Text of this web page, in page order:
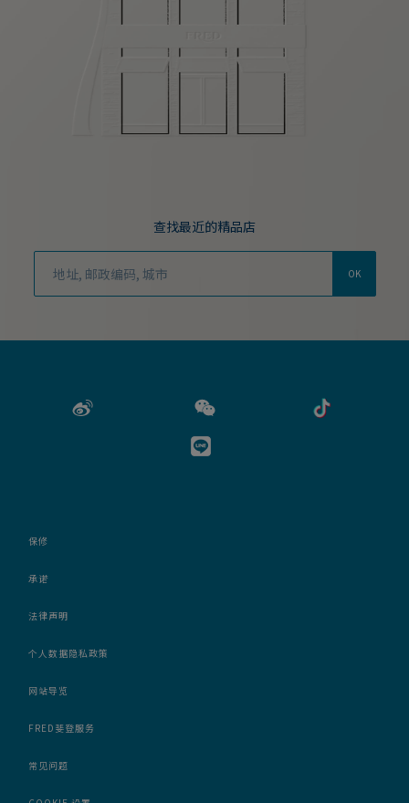
查找最近的精品店
OK
保修
承诺
法律声明
个人数据隐私政策
网站导览
FRED斐登服务
常见问题